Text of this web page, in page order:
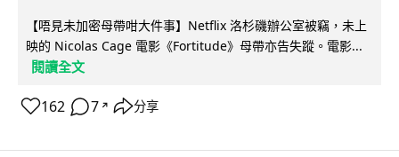
【唔見未加密母帶咁大件事】Netflix 洛杉磯辦公室被竊，未上
映的 Nicolas Cage 電影《Fortitude》母帶亦告失蹤。電影...
閱讀全文
162 7 ↗ 分享